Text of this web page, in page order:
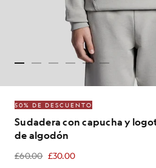
50% DE DESCUENTO
Sudadera con capucha y
de algodón
£60.00 £30.00
£30.00